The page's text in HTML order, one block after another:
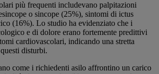
più frequenti includevano palpitazioni
o sincope (25%), sintomi di ictus
(16%). Lo studio ha evidenziato che i
e di dolore erano fortemente predittivi
cardiovascolari, indicando una stretta
disturbi.
come i richiedenti asilo affrontino un carico